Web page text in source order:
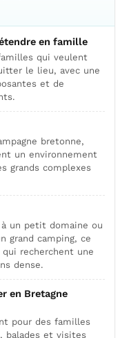
en famille
qui veulent
le lieu, avec une
et de
bretonne,
un environnement
grands complexes
un petit domaine ou
grand camping, ce
recherchent une
dense.
en Bretagne
pour des familles
balades et visites